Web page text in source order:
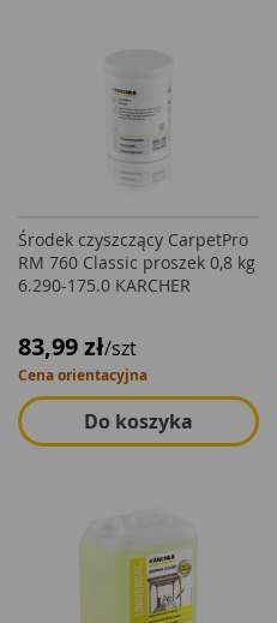
Środek czyszczący CarpetPro
RM 760 Classic proszek 0,8 kg
6.290-175.0 KARCHER
83,99 zł/szt
Cena orientacyjna
Do koszyka